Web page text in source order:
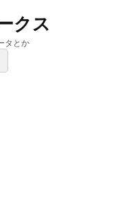
クス
タとか